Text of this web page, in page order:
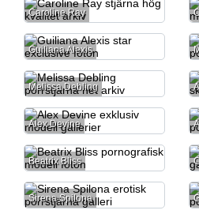
Caroline Ray
Guiliana Alexis
Melissa Debling
Alex Devine
Beatrix Bliss
Sirena Spilona